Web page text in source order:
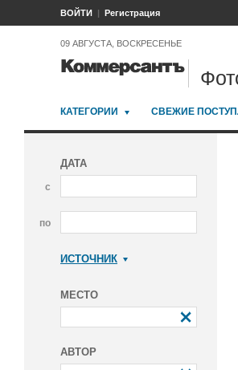
ВОЙТИ Регистрация
09 АВГУСТА, ВОСКРЕСЕНЬЕ
КАТЕГОРИИ СВЕЖИЕ
ДАТА
с
по
ИСТОЧНИК
МЕСТО
АВТОР